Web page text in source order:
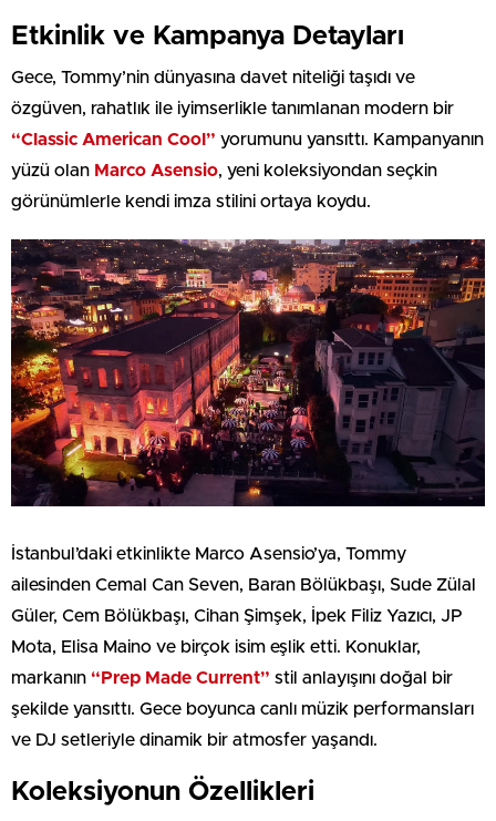
Etkinlik ve Kampanya Detayları
Gece, Tommy’nin dünyasına davet niteliği taşıdı ve
özgüven, rahatlık ile iyimserlikle tanımlanan modern bir
“Classic American Cool” yorumunu yansıttı. Kampanyanın
yüzü olan Marco Asensio, yeni koleksiyondan seçkin
görünümlerle kendi imza stilini ortaya koydu.
İstanbul’daki etkinlikte Marco Asensio’ya, Tommy
ailesinden Cemal Can Seven, Baran Bölükbaşı, Sude Zülal
Güler, Cem Bölükbaşı, Cihan Şimşek, İpek Filiz Yazıcı, JP
Mota, Elisa Maino ve birçok isim eşlik etti. Konuklar,
markanın “Prep Made Current” stil anlayışını doğal bir
şekilde yansıttı. Gece boyunca canlı müzik performansları
ve DJ setleriyle dinamik bir atmosfer yaşandı.
Koleksiyonun Özellikleri